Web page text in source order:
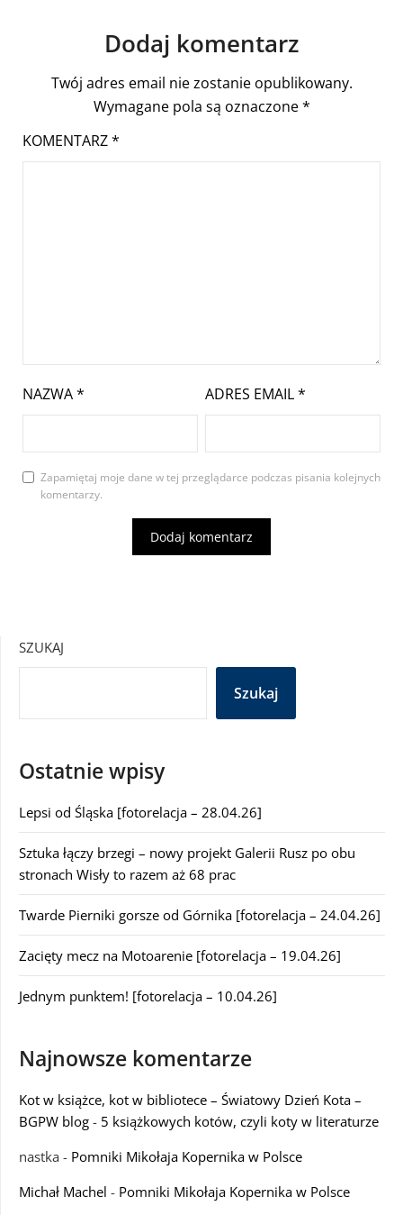
Dodaj komentarz
Twój adres email nie zostanie opublikowany.
Wymagane pola są oznaczone*
KOMENTARZ*
NAZWA* ADRES EMAIL*
Zapamiętaj moje dane w tej przeglądarce podczas pisania kolejnych
komentarzy.
SZUKAJ
Szukaj
Ostatnie wpisy
Lepsi od Śląska [fotorelacja – 28.04.26]
Sztuka łączy brzegi – nowy projekt Galerii Rusz po obu
stronach Wisły to razem aż 68 prac
Twarde Pierniki gorsze od Górnika [fotorelacja – 24.04.26]
Zacięty mecz na Motoarenie [fotorelacja – 19.04.26]
Jednym punktem! [fotorelacja – 10.04.26]
Najnowsze komentarze
Kot w książce, kot w bibliotece – Światowy Dzień Kota –
BGPW blog - 5 książkowych kotów, czyli koty w literaturze
nastka - Pomniki Mikołaja Kopernika w Polsce
Michał Machel - Pomniki Mikołaja Kopernika w Polsce